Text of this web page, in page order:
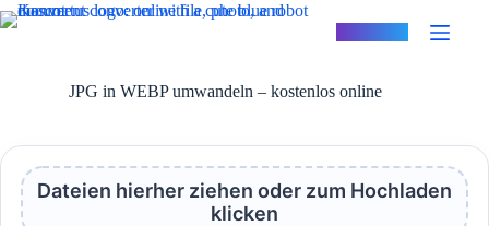
Zum
Inhalt
JPG in WEBP umwandeln – kostenlos online
Dateien hierher ziehen oder zum Hochladen
klicken